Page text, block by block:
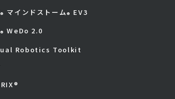
® マインドストーム® EV3
® WeDo 2.0
Robotics Toolkit
®